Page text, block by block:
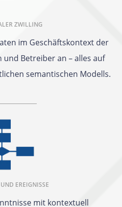
ZWILLING
im Geschäftskontext der
Betreiber an – alles auf
semantischen Modells.
EREIGNISSE
mit kontextuell